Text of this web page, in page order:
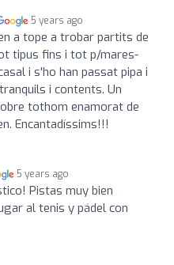
5 years ago
a tope a trobar partits de
tipus fins i tot p/mares-
i s'ho han passat pipa i
i contents. Un
tothom enamorat de
Encantadíssims!!!
5 years ago
Pistas muy bien
al tenis y pádel con